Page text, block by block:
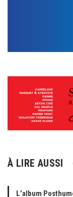
À LIRE AUSSI
L’album